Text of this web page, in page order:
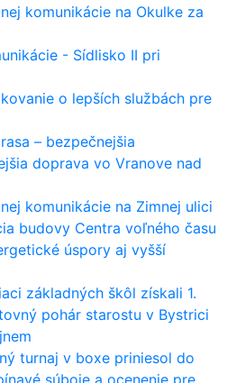
komunikácie na Okulke za
- Sídlisko II pri
o lepších službách pre
– bezpečnejšia
doprava vo Vranove nad
komunikácie na Zimnej ulici
budovy Centra voľného času
úspory aj vyšší
základných škôl získali 1.
pohár starostu v Bystrici
turnaj v boxe priniesol do
súboje a ocenenie pre